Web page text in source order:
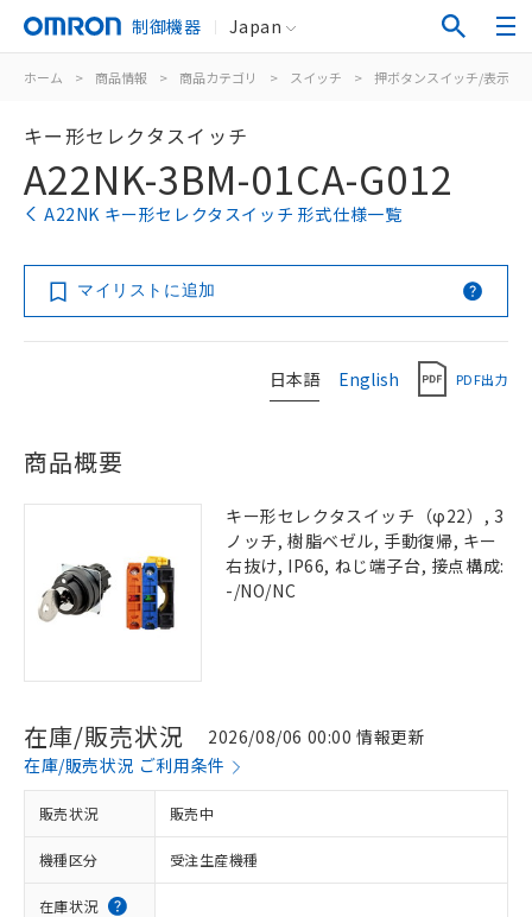
制御機器 Japan
ホーム > 商品情報 > 商品カテゴリ > スイッチ > 押ボタンスイッチ/表示灯
キー形セレクタスイッチ
A22NK-3BM-01CA-G012
A22NK キー形セレクタスイッチ 形式仕様一覧
マイリストに追加
日本語 English PDF出力
商品概要
キー形セレクタスイッチ（φ22）, 3
ノッチ, 樹脂ベゼル, 手動復帰, キー
右抜け, IP66, ねじ端子台, 接点構成:
-/NO/NC
在庫/販売状況
2026/08/06 00:00 情報更新
在庫/販売状況 ご利用条件
販売状況 販売中
機種区分 受注生産機種
在庫状況